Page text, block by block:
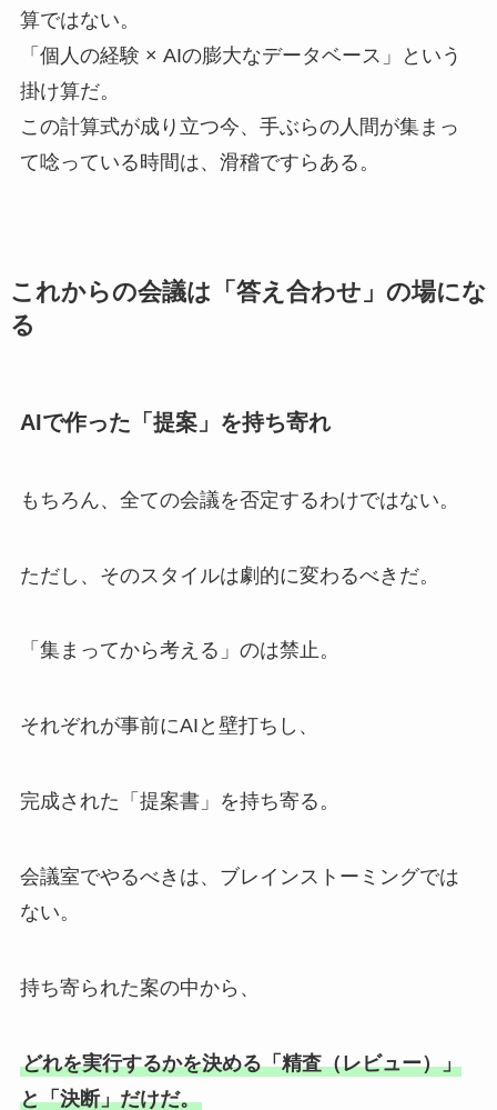
算ではない。
「個人の経験 × AIの膨大なデータベース」という
掛け算だ。
この計算式が成り立つ今、手ぶらの人間が集まっ
て唸っている時間は、滑稽ですらある。
これからの会議は「答え合わせ」の場にな
る
AIで作った「提案」を持ち寄れ
もちろん、全ての会議を否定するわけではない。
ただし、そのスタイルは劇的に変わるべきだ。
「集まってから考える」のは禁止。
それぞれが事前にAIと壁打ちし、
完成された「提案書」を持ち寄る。
会議室でやるべきは、ブレインストーミングでは
ない。
持ち寄られた案の中から、
どれを実行するかを決める「精査（レビュー）」
と「決断」だけだ。